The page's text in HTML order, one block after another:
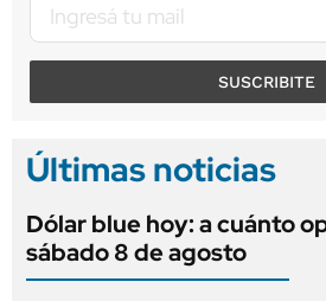
SUSCRIBITE
Últimas noticias
Dólar blue hoy: a cuánto
sábado 8 de agosto